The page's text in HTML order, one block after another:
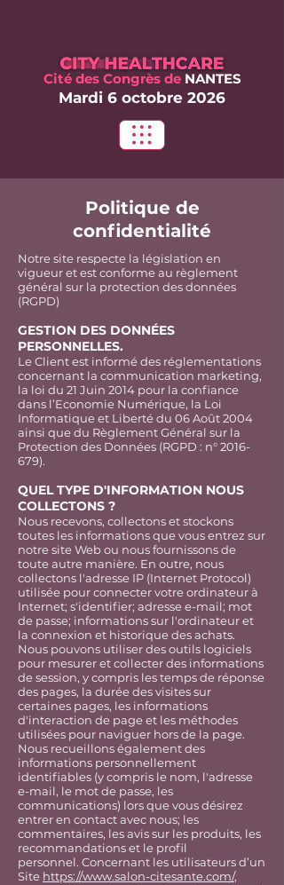
Cité des Congrès de NANTES
Mardi 6 octobre 2026
Politique de
confidentialité
Notre site respecte la législation en
vigueur et est conforme au règlement
général sur la protection des données
(RGPD)
GESTION DES DONNÉES
PERSONNELLES.
Le Client est informé des réglementations
concernant la communication marketing,
la loi du 21 Juin 2014 pour la confiance
dans l’Economie Numérique, la Loi
Informatique et Liberté du 06 Août 2004
ainsi que du Règlement Général sur la
Protection des Données (RGPD : n°2016-
679).
QUEL TYPE D'INFORMATION NOUS
COLLECTONS ?
Nous recevons, collectons et stockons
toutes les informations que vous entrez sur
notre site Web ou nous fournissons de
toute autre manière. En outre, nous
collectons l'adresse IP (Internet Protocol)
utilisée pour connecter votre ordinateur à
Internet; s'identifier; adresse e-mail; mot
de passe; informations sur l'ordinateur et
la connexion et historique des achats.
Nous pouvons utiliser des outils logiciels
pour mesurer et collecter des informations
de session, y compris les temps de réponse
des pages, la durée des visites sur
certaines pages, les informations
d'interaction de page et les méthodes
utilisées pour naviguer hors de la page.
Nous recueillons également des
informations personnellement
identifiables (y compris le nom, l'adresse
e-mail, le mot de passe, les
communications) lors que vous désirez
entrer en contact avec nous; les
commentaires, les avis sur les produits, les
recommandations et le profil
personnel. Concernant les utilisateurs d’un
Site https://www.salon-citesante.com/,